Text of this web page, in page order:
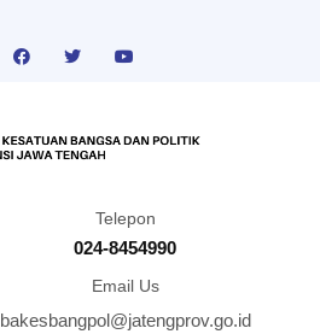
Telepon
024-8454990
Email Us
bakesbangpol@jatengprov.go.id